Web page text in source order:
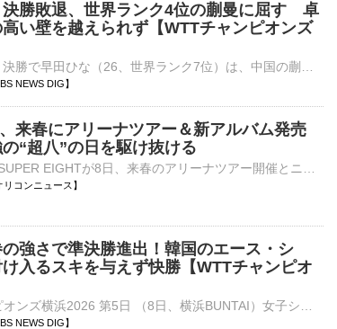
決勝敗退、世界ランク4位の蒯曼に屈す 卓
い壁を越えられず【WTTチャンピオンズ
NEWS DIG】
来春にアリーナツアー＆新アルバム発売
“超八”の日を駆け抜ける
コンニュース】
強さで準決勝進出！韓国のエース・シ
入るスキを与えず快勝【WTTチャンピオ
NEWS DIG】